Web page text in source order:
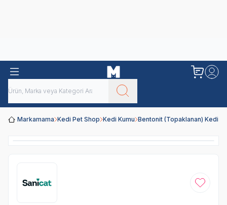
Markamama Kedi Pet Shop Kedi Kumu Bentonit (Topaklanan) Kedi
Favoriye